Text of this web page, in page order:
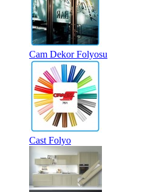
Cam Dekor Folyosu
Cast Folyo